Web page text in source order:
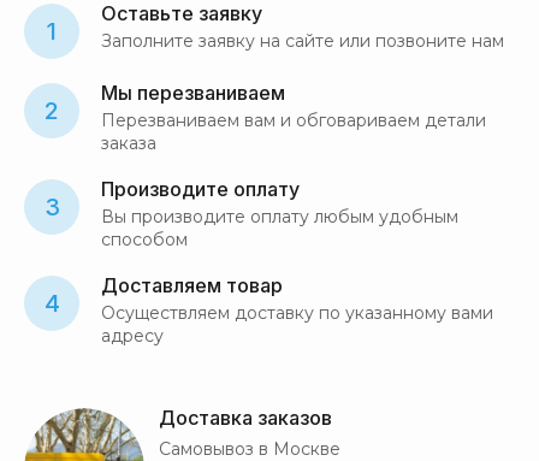
1
Оставьте заявку
Заполните заявку на сайте или позвоните нам
2
Мы перезваниваем
Перезваниваем вам и обговариваем детали
заказа
3
Производите оплату
Вы производите оплату любым удобным
способом
4
Доставляем товар
Осуществляем доставку по указанному вами
адресу
Доставка заказов
Самовывоз в Москве